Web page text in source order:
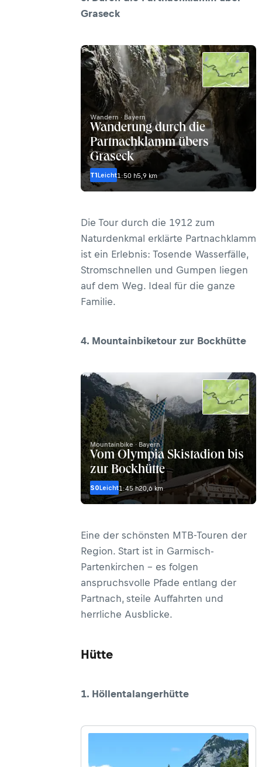
Graseck
Wandern · Bayern
Wanderung durch die
Partnachklamm übers
Graseck
T1Leicht1:50 h5,9 km
Die Tour durch die 1912 zum
Naturdenkmal erklärte Partnachklamm
ist ein Erlebnis: Tosende Wasserfälle,
Stromschnellen und Gumpen liegen
auf dem Weg. Ideal für die ganze
Familie.
4. Mountainbiketour zur Bockhütte
Mountainbike · Bayern
Vom Olympia Skistadion bis
zur Bockhütte
S0Leicht1:45 h20,6 km
Eine der schönsten MTB-Touren der
Region. Start ist in Garmisch-
Partenkirchen – es folgen
anspruchsvolle Pfade entlang der
Partnach, steile Auffahrten und
herrliche Ausblicke.
Hütte
1. Höllentalangerhütte